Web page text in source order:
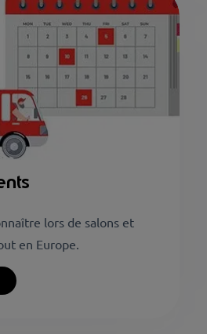
lors de salons et
en Europe.